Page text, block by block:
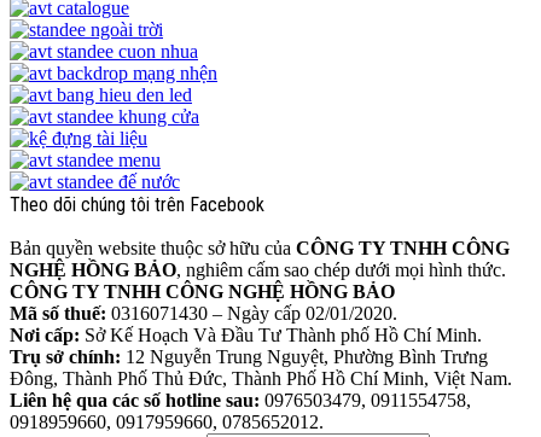
Theo dõi chúng tôi trên Facebook
Bản quyền website thuộc sở hữu của CÔNG TY TNHH CÔNG
NGHỆ HỒNG BẢO, nghiêm cấm sao chép dưới mọi hình thức.
CÔNG TY TNHH CÔNG NGHỆ HỒNG BẢO
Mã số thuế: 0316071430 – Ngày cấp 02/01/2020.
Nơi cấp: Sở Kế Hoạch Và Đầu Tư Thành phố Hồ Chí Minh.
Trụ sở chính: 12 Nguyễn Trung Nguyệt, Phường Bình Trưng
Đông, Thành Phố Thủ Đức, Thành Phố Hồ Chí Minh, Việt Nam.
Liên hệ qua các số hotline sau: 0976503479, 0911554758,
0918959660, 0917959660, 0785652012.